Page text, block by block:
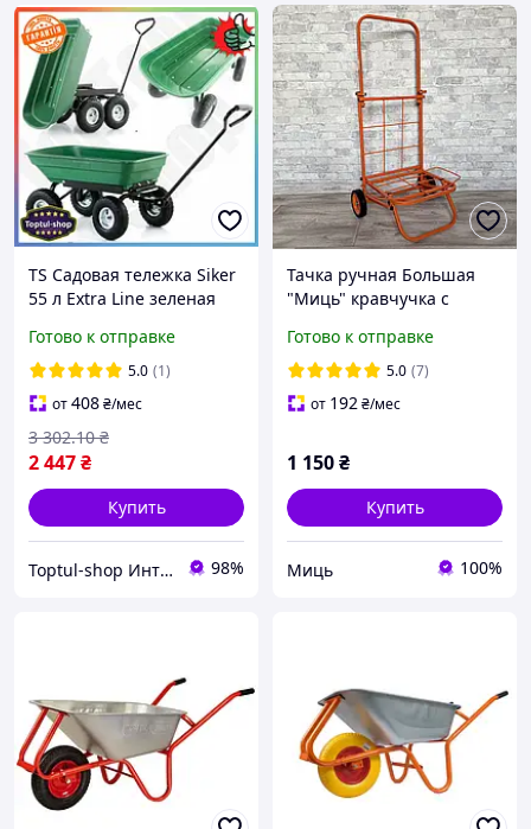
TS Садовая тележка Siker
55 л Extra Line зеленая
грузов и инструментов
самосвал 4- SHT55_Q
Готово к отправке
5.0 (1)
от408₴/мес
2 447₴
3 302.10 ₴
Купить
Toptul-shop Интернет магазин 98%
Тачка ручная Большая
"Миць" кравчучка с
тачка хозяйственная
оранжевая
Готово к отправке
5.0 (7)
от 192₴/мес
1 150₴
Купить
Миць 100%